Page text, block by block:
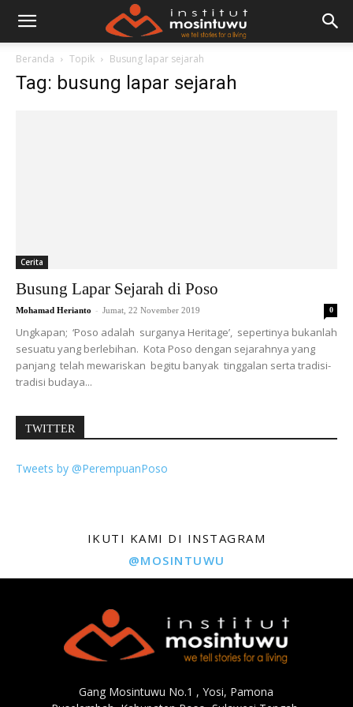
Beranda Topik Busung lapar sejarah
Tag: busung lapar sejarah
Cerita
Busung Lapar Sejarah di Poso
Mohamad Herianto - Jumat, 22 November 2019 0
Ungkapan; ‘Poso adalah surganya Heritage’, sepertinya bukanlah
sesuatu yang berlebihan. Kota Poso dengan sejarahnya yang
panjang telah mewariskan begitu banyak tinggalan serta tradisi-
tradisi budaya...
TWITTER
Tweets by @PerempuanPoso
IKUTI KAMI DI INSTAGRAM
@MOSINTUWU
Gang Mosintuwu No.1 , Yosi, Pamona